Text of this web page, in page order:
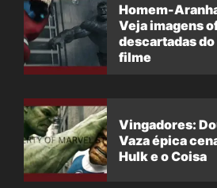
Homem-
Veja imagens
descartadas
filme
Vingadores:
Vaza épica
Hulk e o Coisa